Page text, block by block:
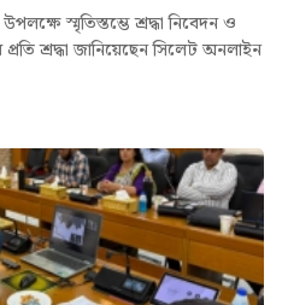
স্মৃতিস্তম্ভে শ্রদ্ধা নিবেদন ও
শ্রদ্ধা জানিয়েছেন সিলেট অনলাইন